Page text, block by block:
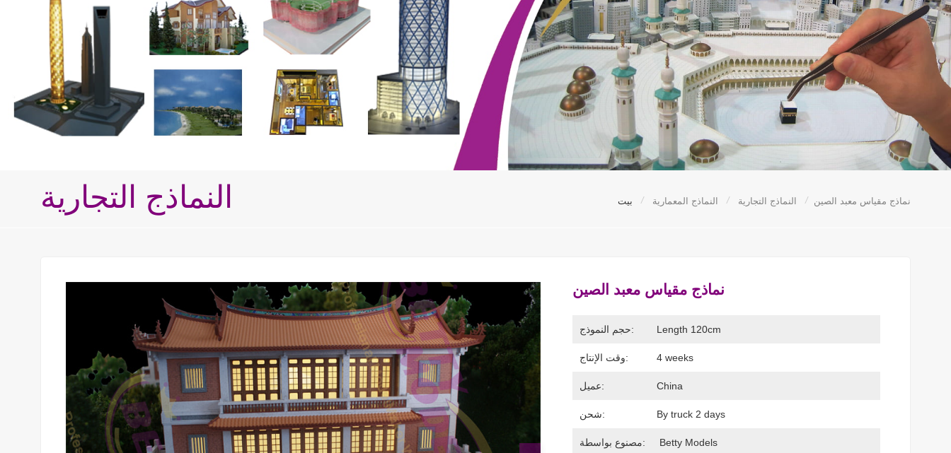
النماذج التجارية بيت / النماذج المعمارية / النماذج التجارية / نماذج مقياس معبد الصين
نماذج مقياس معبد الصين
حجم النموذج: Length 120cm
وقت الإنتاج: 4 weeks
عميل: China
شحن: By truck 2 days
مصنوع بواسطة: Betty Models